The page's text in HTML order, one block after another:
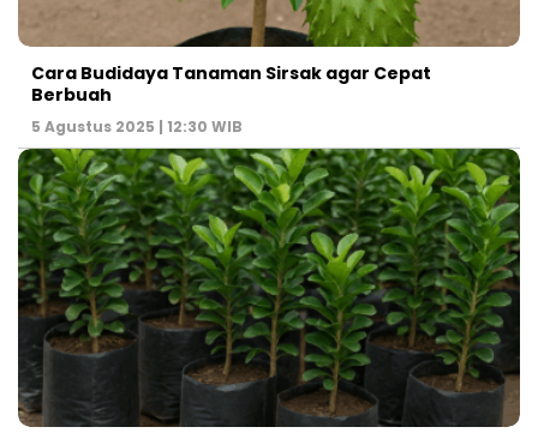
Cara Budidaya Tanaman Sirsak agar Cepat
Berbuah
5 Agustus 2025 | 12:30 WIB